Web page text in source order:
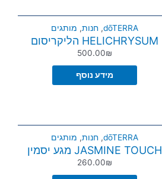
dōTERRA
,חנות, מותגים
HELICHRYSUM הליקריסום
500.00₪
מידע נוסף
dōTERRA
,חנות, מותגים
JASMINE TOUCH מגע יסמין
260.00₪